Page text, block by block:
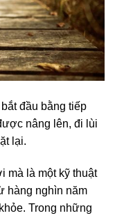
đầu bằng tiếp
nâng lên, đi lùi
lại.
mà là một kỹ thuật
hàng nghìn năm
Trong những